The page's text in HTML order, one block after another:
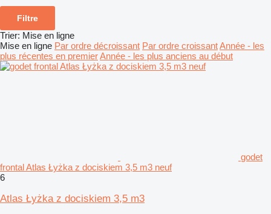
Filtre
Trier: Mise en ligne
Mise en ligne Par ordre décroissant Par ordre croissantAnnée - les
plus récentes en premierAnnée - les plus anciens au début
godet
frontal Atlas Łyżka z dociskiem 3,5 m3 neuf
6
Atlas Łyżka z dociskiem 3,5 m3